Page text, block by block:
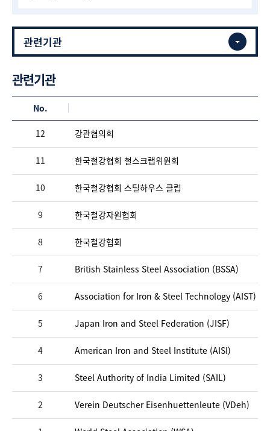
관련기관
No.
12 강관협의회
11 한국철강협회 철스크랩위원회
10 한국철강협회 스틸하우스 클럽
9 한국철강자원협회
8 한국철강협회
7 British Stainless Steel Association (BSSA)
6 Association for Iron & Steel Technology (AIST)
5 Japan Iron and Steel Federation (JISF)
4 American Iron and Steel Institute (AISI)
3 Steel Authority of India Limited (SAIL)
2 Verein Deutscher Eisenhuettenleute (VDeh)